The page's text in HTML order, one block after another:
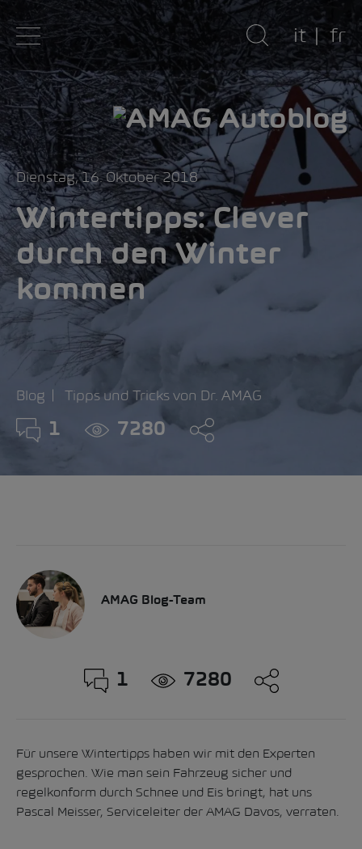
it fr
Dienstag, 16. Oktober 2018
Wintertipps: Clever
durch den Winter
kommen
Blog Tipps und Tricks von Dr. AMAG
1 7280
AMAG Blog-Team
1 7280
Für unsere Wintertipps haben wir mit den Experten
gesprochen. Wie man sein Fahrzeug sicher und
regelkonform durch Schnee und Eis bringt, hat uns
Pascal Meisser, Serviceleiter der AMAG Davos, verraten.